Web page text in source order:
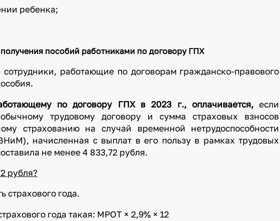
ребенка;
пособий работниками по договору ГПХ
работающие по договорам гражданско-правового
по договору ГПХ в 2023 г., оплачивается,если
трудовому договору и сумма страховых взносов
страхованию на случай временной нетрудоспособности
начисленная с выплат в его пользу в рамках трудовых
не менее 4 833,72 рубля.
рубля?
страхового года.
года такая: МРОТ × 2,9% × 12